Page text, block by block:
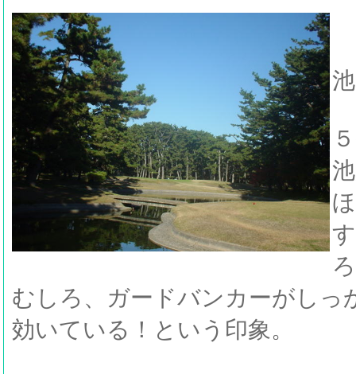
むしろ、ガードバンカーがしっ
効いている！という印象。